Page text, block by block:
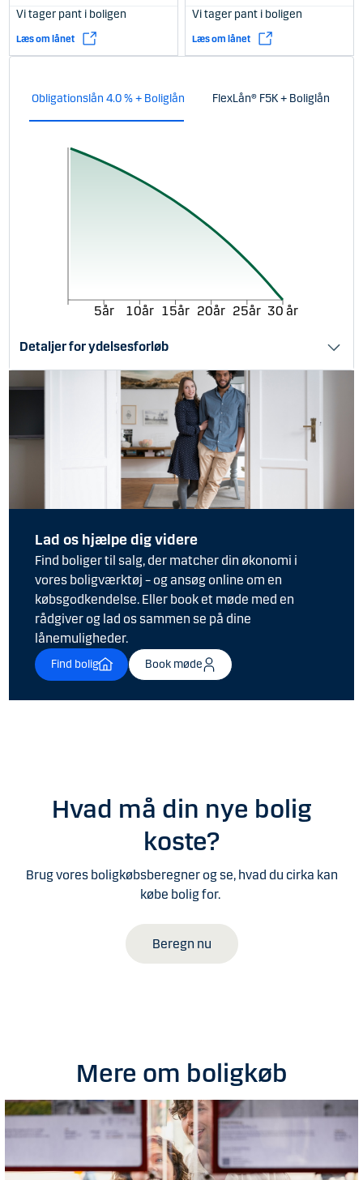
Vi tager pant i boligen
Læs om lånet
Vi tager pant i boligen
Læs om lånet
Obligationslån 4.0 % + Boliglån FlexLån® F5K + Boliglån
5år 10år 15år 20år 25år 30 år
Detaljer for ydelsesforløb
Lad os hjælpe dig videre
Find boliger til salg, der matcher din økonomi i
vores boligværktøj – og ansøg online om en
købsgodkendelse. Eller book et møde med en
rådgiver og lad os sammen se på dine
lånemuligheder.
Find bolig Book møde
Hvad må din nye bolig
koste?
Brug vores boligkøbsberegner og se, hvad du cirka kan
købe bolig for.
Beregn nu
Mere om boligkøb